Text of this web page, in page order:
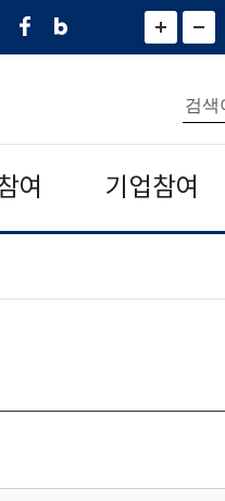
페
네
그
)
화
면
면
소
통
합
검
색
여 기업참여